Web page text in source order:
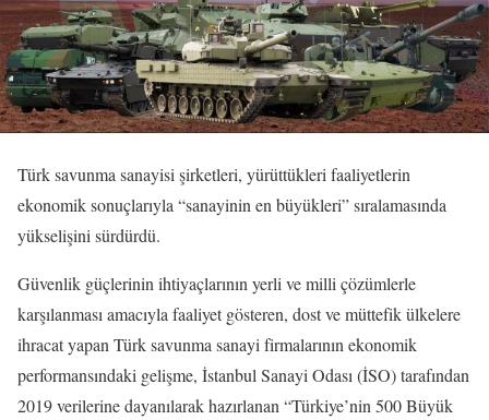
Türk savunma sanayisi şirketleri, yürüttükleri faaliyetlerin
ekonomik sonuçlarıyla “sanayinin en büyükleri” sıralamasında
yükselişini sürdürdü.
Güvenlik güçlerinin ihtiyaçlarının yerli ve milli çözümlerle
karşılanması amacıyla faaliyet gösteren, dost ve müttefik ülkelere
ihracat yapan Türk savunma sanayi firmalarının ekonomik
performansındaki gelişme, İstanbul Sanayi Odası (İSO) tarafından
2019 verilerine dayanılarak hazırlanan “Türkiye’nin 500 Büyük